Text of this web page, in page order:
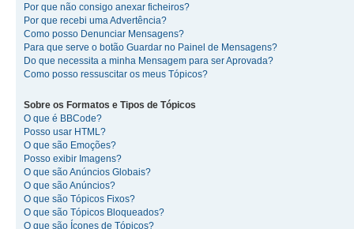
Por que não consigo anexar ficheiros?
Por que recebi uma Advertência?
Como posso Denunciar Mensagens?
Para que serve o botão Guardar no Painel de Mensagens?
Do que necessita a minha Mensagem para ser Aprovada?
Como posso ressuscitar os meus Tópicos?
Sobre os Formatos e Tipos de Tópicos
O que é BBCode?
Posso usar HTML?
O que são Emoções?
Posso exibir Imagens?
O que são Anúncios Globais?
O que são Anúncios?
O que são Tópicos Fixos?
O que são Tópicos Bloqueados?
O que são Ícones de Tópicos?